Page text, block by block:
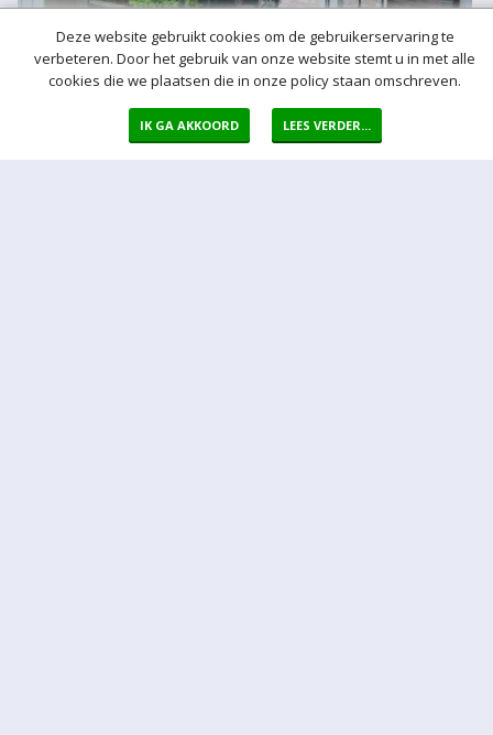
Deze website gebruikt cookies om de gebruikerservaring te
verbeteren. Door het gebruik van onze website stemt u in met alle
cookies die we plaatsen die in onze policy staan omschreven.
IK GA AKKOORD LEES VERDER...